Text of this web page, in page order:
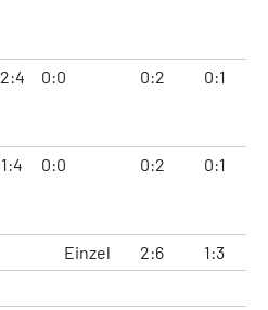
2:4 0:0 0:2 0:1
1:4 0:0 0:2 0:1
Einzel 2:6 1:3